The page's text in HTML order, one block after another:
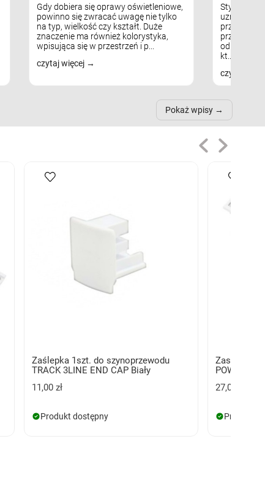
Gdy dobiera się oprawy oświetleniowe,
powinno się zwracać uwagę nie tylko
na typ, wielkość czy kształt. Duże
znaczenie ma również kolorystyka,
wpisująca się w przestrzeń i p...
czytaj więcej
Styl
uznaniem
kt...
czytaj
Pokaż wpisy
Zaślepka 1szt. do szynoprzewodu
TRACK 3LINE END CAP Biały
11,00 zł
Produkt dostępny
Zasilacz
POWER
27,00 zł
Produkt